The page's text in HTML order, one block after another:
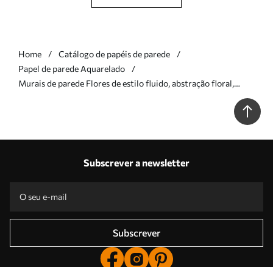
Home
Catálogo de papéis de parede
Papel de parede Aquarelado
Murais de parede Flores de estilo fluido, abstração floral,
Subscrever a newsletter
Subscrever